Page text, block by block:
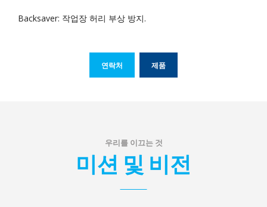
Backsaver: 작업장 허리 부상 방지.
연락처 제품
우리를 이끄는 것
미션 및 비전